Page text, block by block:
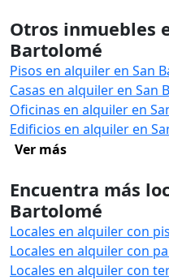
Otros inmuebles
Bartolomé
Pisos en alquiler en San
Casas en alquiler en San
Oficinas en alquiler en
Edificios en alquiler en
Ver más
Encuentra más
Bartolomé
Locales en alquiler con
Locales en alquiler con
Locales en alquiler con